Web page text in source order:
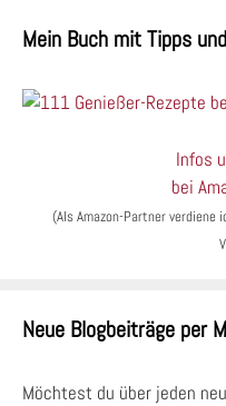
Mein Buch mit Tipps
Infos
bei
(Als Amazon-Partner
Neue Blogbeiträge per
Möchtest du über jeden